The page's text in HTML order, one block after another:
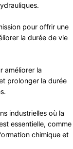
pour offrir une
la durée de vie
améliorer la
prolonger la durée
industrielles où la
essentielle, comme
chimique et